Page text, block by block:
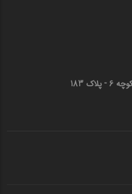
قم - خیابان انقلاب (چهارمردان)‌ - کوچه 6 - پلاک 183